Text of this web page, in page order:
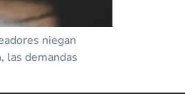
niegan
las demandas